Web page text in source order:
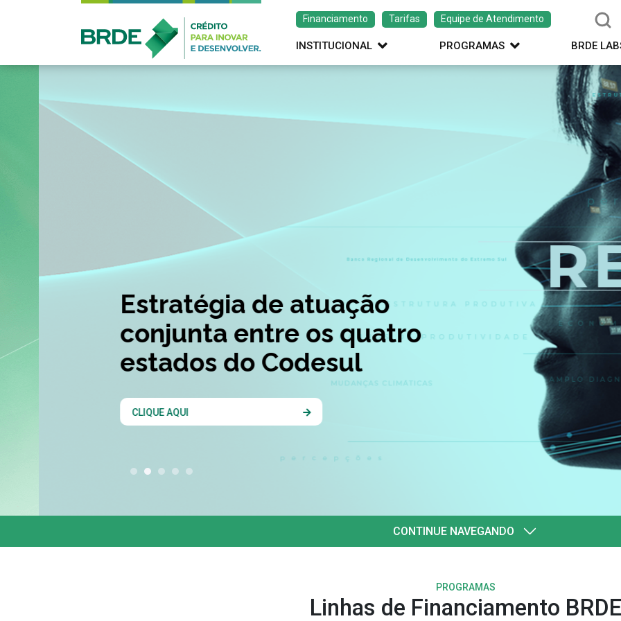
Financiamento Tarifas Equipe de Atendimento
INSTITUCIONAL PROGRAMAS BRDE
Estratégia de atuação
conjunta entre os quatro
estados do Codesul
CLIQUE AQUI
CONTINUE NAVEGANDO
PROGRAMAS
Linhas de Financiamento BRDE